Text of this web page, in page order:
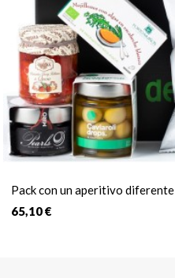
Pack con un aperitivo diferente
65,10 €